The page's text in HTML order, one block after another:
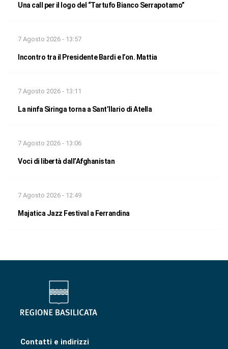
Una call per il logo del “Tartufo Bianco Serrapotamo”
7 Agosto 2026 - 13:57
Incontro tra il Presidente Bardi e l’on. Mattia
7 Agosto 2026 - 13:11
La ninfa Siringa torna a Sant’Ilario di Atella
7 Agosto 2026 - 13:06
Voci di libertà dall’Afghanistan
7 Agosto 2026 - 12:49
Majatica Jazz Festival a Ferrandina
Contatti e indirizzi